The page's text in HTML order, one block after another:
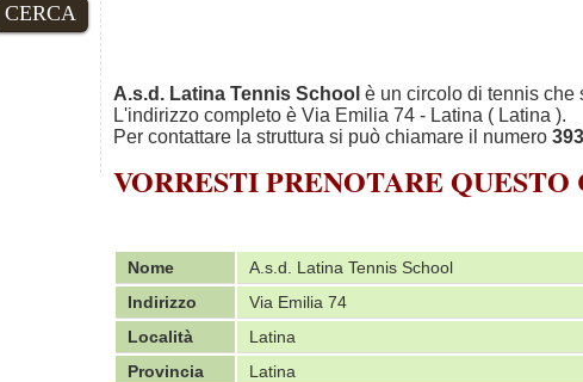
CERCA
A.s.d. Latina Tennis School è un circolo di tennis che
L'indirizzo completo è Via Emilia 74 - Latina ( Latina ).
Per contattare la struttura si può chiamare il numero
VORRESTI PRENOTARE QUESTO
Nome
A.s.d. Latina Tennis School
Indirizzo
Via Emilia 74
Località
Latina
Provincia
Latina